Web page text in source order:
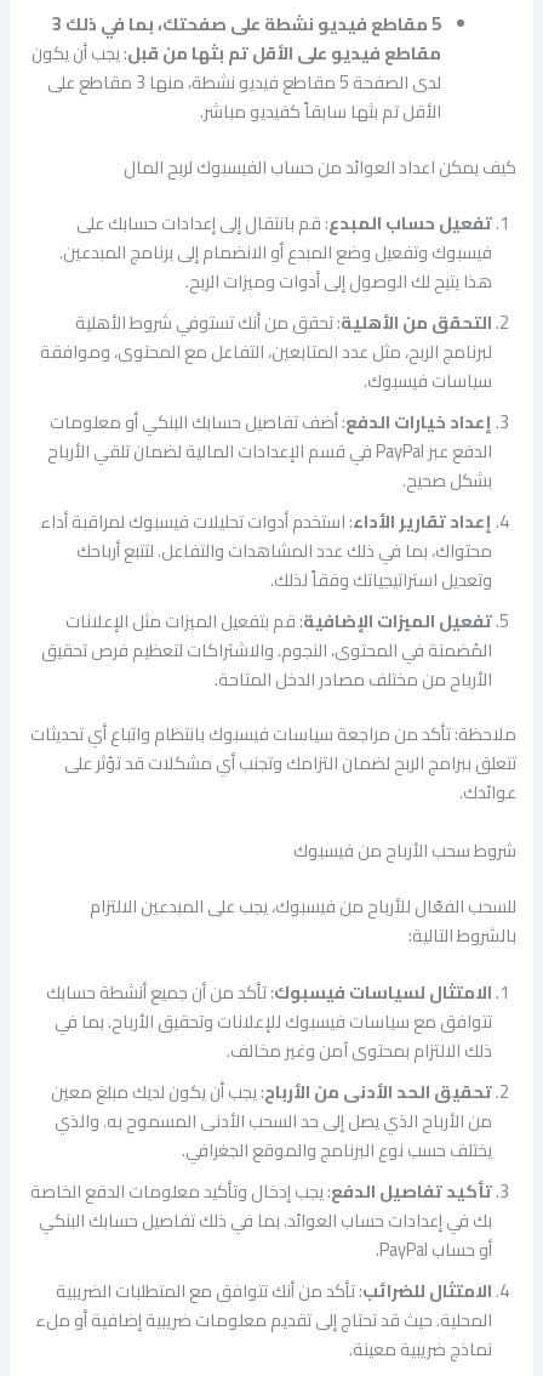
5 مقاطع فيديو نشطة على صفحتك، بما في ذلك 3
مقاطع فيديو على الأقل تم بثها من قبل: يجب أن يكون
لدى الصفحة 5 مقاطع فيديو نشطة، منها 3 مقاطع على
الأقل تم بثها سابقاً كفيديو مباشر.
كيف يمكن اعداد العوائد من حساب الفيسبوك لربح المال
تفعيل حساب المبدع: قم بانتقال إلى إعدادات حسابك على
فيسبوك وتفعيل وضع المبدع أو الانضمام إلى برنامج المبدعين.
هذا يتيح لك الوصول إلى أدوات وميزات الربح.
التحقق من الأهلية: تحقق من أنك تستوفي شروط الأهلية
لبرنامج الربح، مثل عدد المتابعين، التفاعل مع المحتوى، وموافقة
سياسات فيسبوك.
إعداد خيارات الدفع: أضف تفاصيل حسابك البنكي أو معلومات
الدفع عبر PayPal في قسم الإعدادات المالية لضمان تلقي الأرباح
بشكل صحيح.
إعداد تقارير الأداء: استخدم أدوات تحليلات فيسبوك لمراقبة أداء
محتواك، بما في ذلك عدد المشاهدات والتفاعل. لتتبع أرباحك
وتعديل استراتيجياتك وفقاً لذلك.
تفعيل الميزات الإضافية: قم بتفعيل الميزات مثل الإعلانات
المُضمنة في المحتوى، النجوم. والاشتراكات لتعظيم فرص تحقيق
الأرباح من مختلف مصادر الدخل المتاحة.
ملاحظة: تأكد من مراجعة سياسات فيسبوك بانتظام واتباع أي تحديثات
تتعلق ببرامج الربح لضمان التزامك وتجنب أي مشكلات قد تؤثر على
عوائدك.
شروط سحب الأرباح من فيسبوك
للسحب الفعّال للأرباح من فيسبوك، يجب على المبدعين الالتزام
بالشروط التالية:
الامتثال لسياسات فيسبوك: تأكد من أن جميع أنشطة حسابك
تتوافق مع سياسات فيسبوك للإعلانات وتحقيق الأرباح. بما في
ذلك الالتزام بمحتوى آمن وغير مخالف.
تحقيق الحد الأدنى من الأرباح: يجب أن يكون لديك مبلغ معين
من الأرباح الذي يصل إلى حد السحب الأدنى المسموح به. والذي
يختلف حسب نوع البرنامج والموقع الجغرافي.
تأكيد تفاصيل الدفع: يجب إدخال وتأكيد معلومات الدفع الخاصة
بك في إعدادات حساب العوائد. بما في ذلك تفاصيل حسابك البنكي
أو حساب PayPal.
الامتثال للضرائب: تأكد من أنك تتوافق مع المتطلبات الضريبية
المحلية. حيث قد تحتاج إلى تقديم معلومات ضريبية إضافية أو ملء
نماذج ضريبية معينة.